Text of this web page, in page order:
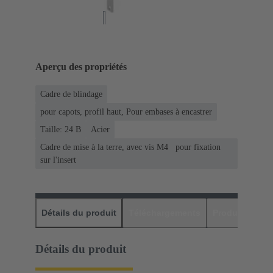
Aperçu des propriétés
Cadre de blindage
pour capots, profil haut, Pour embases à encastrer
Taille: 24 B
Acier
Cadre de mise à la terre, avec vis M4 pour fixation
sur l'insert
Détails du produit
Détails du produit